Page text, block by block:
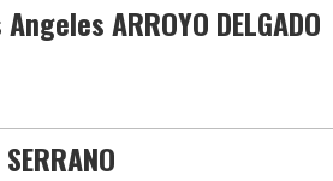
ARROYO DELGADO